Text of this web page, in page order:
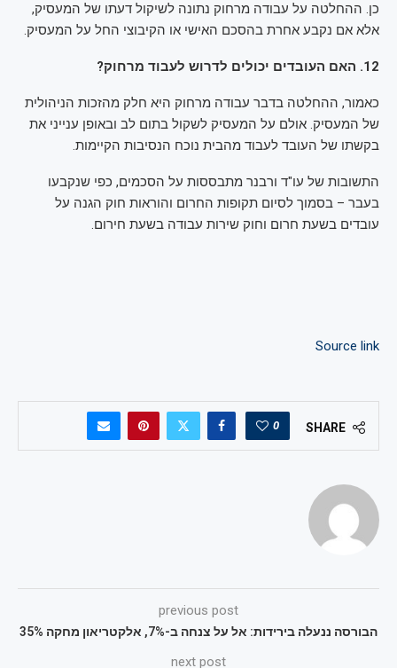
כן. ההחלטה על עבודה מרחוק נתונה לשיקול דעתו של המעסיק,
אלא אם נקבע אחרת בהסכם האישי או הקיבוצי החל על המעסיק.
12. האם העובדים יכולים לדרוש לעבוד מרחוק?
כאמור, ההחלטה בדבר עבודה מרחוק היא חלק מהזכות הניהולית
של המעסיק. אולם על המעסיק לשקול בתום לב ובאופן ענייני את
בקשתו של העובד לעבוד מהבית נוכח הנסיבות הקיימות.
התשובות של עו"ד ורבנר מתבססות על הסכמים, כפי שנקבעו
בעבר – בסמוך לסיום תקופות החרום והוראות חוק הגנה על
עובדים בשעת חרום וחוק שירות עבודה בשעת חירום.
Source link
SHARE
0
previous post
הבורסה ננעלה בירידות: אל על צנחה ב-7%, אלקטריאון מחקה 35%
next post